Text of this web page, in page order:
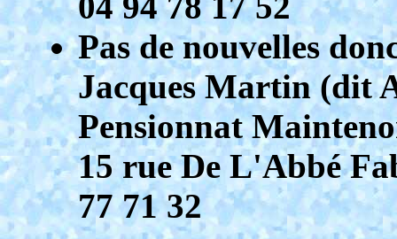
Pas de nouvelles
Jacques Martin (dit
Pensionnat
15 rue De L'Abbé
77 71 32